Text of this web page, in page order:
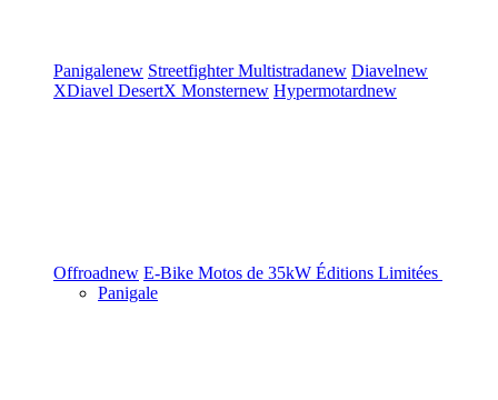
Panigalenew StreetfighterMultistradanew Diavelnew
XDiavel DesertX Monsternew Hypermotardnew
Offroadnew E-Bike Motos de 35kW Éditions Limitées
Panigale